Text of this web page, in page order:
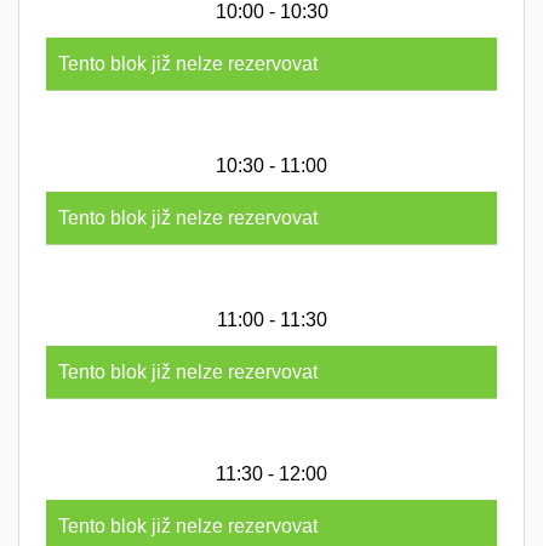
10:00 - 10:30
Tento blok již nelze rezervovat
10:30 - 11:00
Tento blok již nelze rezervovat
11:00 - 11:30
Tento blok již nelze rezervovat
11:30 - 12:00
Tento blok již nelze rezervovat